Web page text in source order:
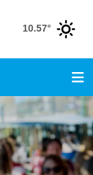
10.57°